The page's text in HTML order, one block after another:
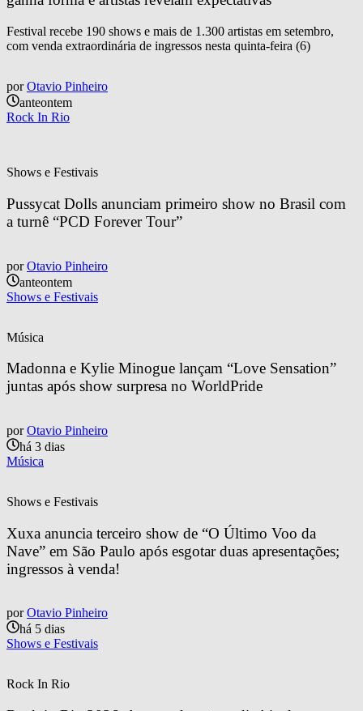
Festival recebe 190 shows e mais de 1.300 artistas em setembro,
com venda extraordinária de ingressos nesta quinta-feira (6)
por Otavio Pinheiro
anteontem
Rock In Rio
Shows e Festivais
Pussycat Dolls anunciam primeiro show no Brasil com
a turnê “PCD Forever Tour”
por Otavio Pinheiro
anteontem
Shows e Festivais
Música
Madonna e Kylie Minogue lançam “Love Sensation”
juntas após show surpresa no WorldPride
por Otavio Pinheiro
há 3 dias
Música
Shows e Festivais
Xuxa anuncia terceiro show de “O Último Voo da
Nave” em São Paulo após esgotar duas apresentações;
ingressos à venda!
por Otavio Pinheiro
há 5 dias
Shows e Festivais
Rock In Rio